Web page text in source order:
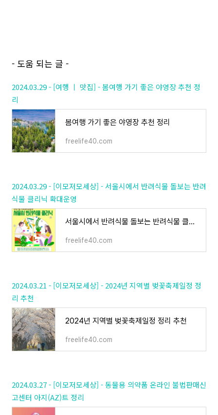
- 도움 되는 글 -
2024.03.29 - [여행 ㅣ 맛집] - 봄여행 가기 좋은 야영장 추천 정
리
봄여행 가기 좋은 야영장 추천 정리
freelife40.com
2024.03.29 - [이모저모세상] - 서울시에서 반려식물 돌보는 반려
식물 클리닉 확대운영
서울시에서 반려식물 돌보는 반려식물 클리닉 확대운영
freelife40.com
2024.03.21 - [이모저모세상] - 2024년 지역별 벚꽃축제일정 정
리 추천
2024년 지역별 벚꽃축제일정 정리 추천
freelife40.com
2024.03.27 - [이모저모세상] - 동물용 의약품 온라인 불법판매신
고센터 아지(AZ)트 정리